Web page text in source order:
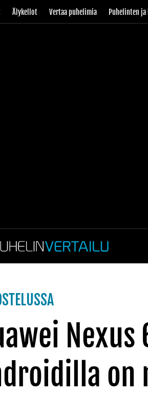
Älykellot Vertaa puhelimia Puhelinten
on